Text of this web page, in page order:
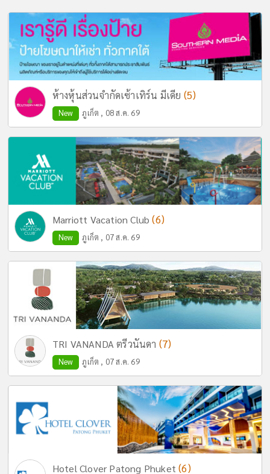
ห้างหุ้นส่วนจำกัดเซ้าเทิร์น มีเดีย (5)
New ภูเก็ต , 08 ส.ค. 69
Marriott Vacation Club(6)
New ภูเก็ต , 07 ส.ค. 69
TRI VANANDA ตรีวนันดา (7)
New ภูเก็ต , 07 ส.ค. 69
Hotel Clover Patong Phuket(6)